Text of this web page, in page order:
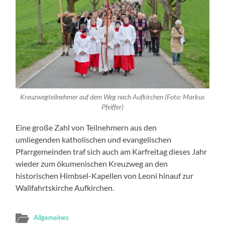
Kreuzwegteilnehmer auf dem Weg nach Aufkirchen (Foto: Markus
Pfeiffer)
Eine große Zahl von Teilnehmern aus den
umliegenden katholischen und evangelischen
Pfarrgemeinden traf sich auch am Karfreitag dieses Jahr
wieder zum ökumenischen Kreuzweg an den
historischen Himbsel-Kapellen von Leoni hinauf zur
Wallfahrtskirche Aufkirchen.
Allgemeines